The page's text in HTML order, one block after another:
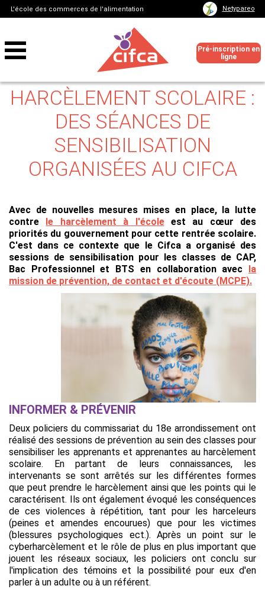
L'école des commerces de l'alimentation Netypareo
Pré-inscription en
ligne
HARCÈLEMENT SCOLAIRE :
DES SÉANCES DE
SENSIBILISATION
ORGANISÉES AU CIFCA
Avec de nouvelles mesures mises en place, la lutte
contre le harcèlement à l'écoleest au cœur des
priorités du gouvernement pour cette rentrée scolaire.
C'est dans ce contexte que le Cifca a organisé des
sessions de sensibilisation pour les classes de CAP,
Bac Professionnel et BTS en collaboration avec la
mission de prévention, de contact et d'écoute (MCPE).
INFORMER & PRÉVENIR
Deux policiers du commissariat du 18e arrondissement ont
réalisé des sessions de prévention au sein des classes pour
sensibiliser les apprenants et apprenantes au harcèlement
scolaire. En partant de leurs connaissances, les
intervenants se sont arrêtés sur les différentes formes
que peut prendre le harcèlement ainsi que les points qui le
caractérisent. Ils ont également évoqué les conséquences
de ces violences à répétition, tant pour les harceleurs
(peines et amendes encourues) que pour les victimes
(blessures psychologiques ect.). Après un point sur le
cyberharcèlement et le rôle de plus en plus important que
jouent les réseaux sociaux, les policiers ont conclu sur
l'implication des témoins et la possibilité pour eux d'en
parler à un adulte ou à un référent.